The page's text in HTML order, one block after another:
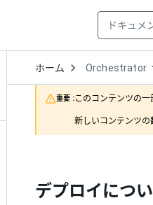
ホーム Open
Dropdown
to
choose
product
Orchestrator
重要 :このコンテンツの
新しいコンテンツの
デプロイにつ